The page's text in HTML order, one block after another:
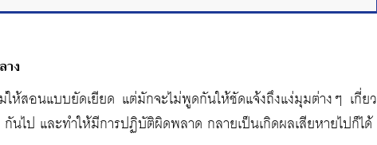
ง
ห้สอนแบบยัดเยียด แต่มักจะไม่พูดกันให้ชัดแจ้งถึงแง่มุมต่างๆ เกี่ยว
นไป และทำให้มีการปฏิบัติผิดพลาด กลายเป็นเกิดผลเสียหายไปก็ได้